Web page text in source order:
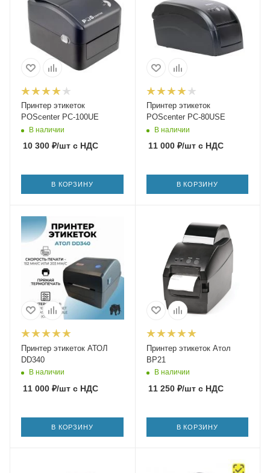
Принтер этикеток
POScenter PC-100UE
В наличии
10 300 ₽/шт с НДС
В КОРЗИНУ
Принтер этикеток
POScenter PC-80USE
В наличии
11 000₽/штс НДС
В КОРЗИНУ
Принтер этикеток АТОЛ
DD340
В наличии
11 000 ₽/шт с НДС
В КОРЗИНУ
Принтер этикеток Атол
BP21
В наличии
11 250₽/штс НДС
В КОРЗИНУ